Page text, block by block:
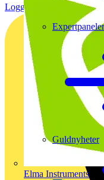
Elma Instruments
Expertpaneler
Guldnyheter
Logga in Registrera dig